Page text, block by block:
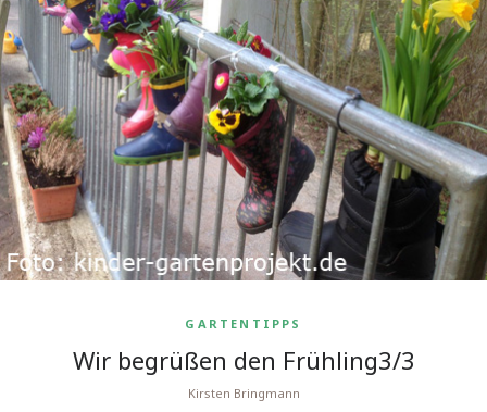
GARTENTIPPS
Wir begrüßen den Frühling3/3
Kirsten Bringmann